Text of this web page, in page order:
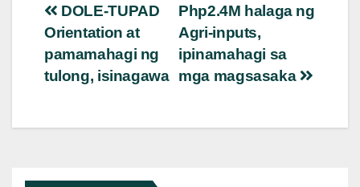
Post
navigation
Php2.4M halaga ng
Agri-inputs,
ipinamahagi sa
mga magsasaka
DOLE-TUPAD
Orientation at
pamamahagi ng
tulong, isinagawa